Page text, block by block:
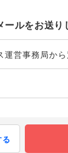
ルをお送り
営事務局か